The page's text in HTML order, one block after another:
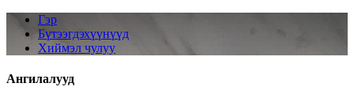
Гэр
Бүтээгдэхүүнүүд
Хиймэл чулуу
Ангилалууд